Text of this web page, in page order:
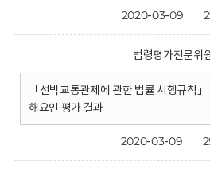
2020-03-09
법령평가전문위
「선박교통관제에 관한 법률 시행규칙
해요인 평가 결과
2020-03-09